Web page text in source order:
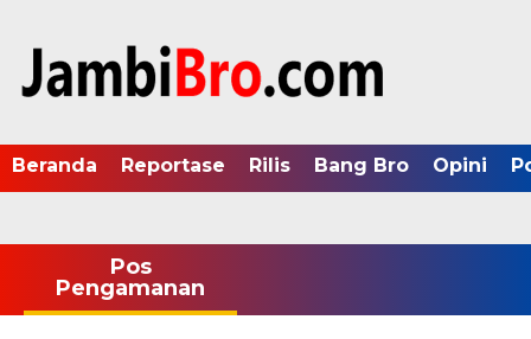
Beranda Reportase Rilis Bang Bro Opini
Pos
Pengamanan